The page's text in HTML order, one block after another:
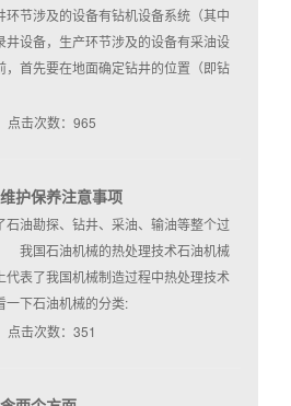
环节涉及的设备有钻机设备系统（其中
井设备，生产环节涉及的设备有采油设
，首先要在地面确定钻井的位置（即钻
击次数：965
护保养注意事项
油勘探、钻井、采油、输油等整个过
国石油机械的热处理技术石油机械
代表了我国机械制造过程中热处理技术
一下石油机械的分类:
击次数：351